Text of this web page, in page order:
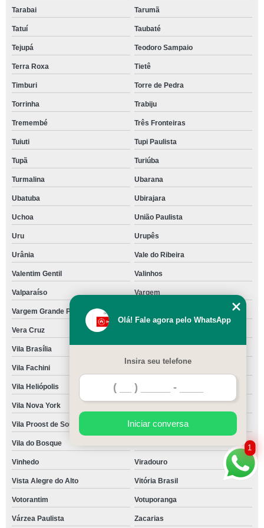
Tarabai Tarumã
Tatuí Taubaté
Tejupá Teodoro Sampaio
Terra Roxa Tietê
Timburi Torre de Pedra
Torrinha Trabiju
Tremembé Três Fronteiras
Tuiuti Tupi Paulista
Tupã Turiúba
Turmalina Ubarana
Ubatuba Ubirajara
Uchoa União Paulista
Uru Urupês
Urânia Vale do Ribeira
Valentim Gentil Valinhos
Valparaíso Vargem
Vargem Grande Paulista
Vera Cruz
Vila Brasília
Vila Fachini
Vila Heliópolis Vila Mussolini
Vila Nova York
Vila Proost de Souza Vila Universal
Vila do Bosque
Vinhedo Viradouro
Vista Alegre do Alto Vitória Brasil
Votorantim Votuporanga
Várzea Paulista Zacarias
1
Olá! Fale agora pelo WhatsApp
Insira seu telefone
Iniciar conversa